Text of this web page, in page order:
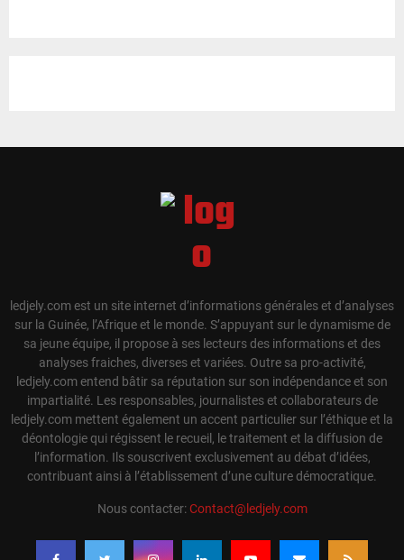
ledjely.com est un site internet d’informations générales et d’analyses
sur la Guinée, l’Afrique et le monde. S’appuyant sur le dynamisme de
sa jeune équipe, il propose à ses lecteurs des informations et des
analyses fraiches, diverses et variées. Outre sa pro-activité,
ledjely.com entend bâtir sa réputation sur son indépendance et son
impartialité. Les responsables, journalistes et collaborateurs de
ledjely.com mettent également un accent particulier sur l’éthique et la
déontologie qui régissent le recueil, le traitement et la diffusion de
l’information. Ils souscrivent exclusivement au débat d’idées,
contribuant ainsi à l’établissement d’une culture démocratique.
Nous contacter:Contact@ledjely.com